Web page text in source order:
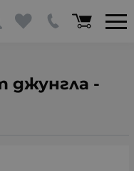
джунгла -